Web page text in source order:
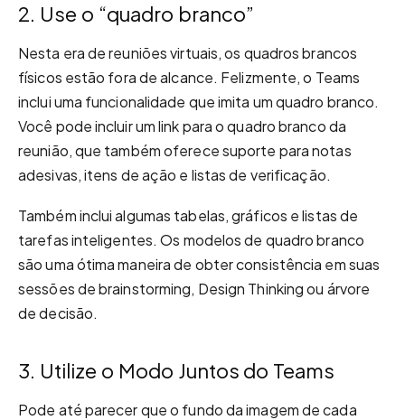
2. Use o “quadro branco”
Nesta era de reuniões virtuais, os quadros brancos
físicos estão fora de alcance. Felizmente, o Teams
inclui uma funcionalidade que imita um quadro branco.
Você pode incluir um link para o quadro branco da
reunião, que também oferece suporte para notas
adesivas, itens de ação e listas de verificação.
Também inclui algumas tabelas, gráficos e listas de
tarefas inteligentes. Os modelos de quadro branco
são uma ótima maneira de obter consistência em suas
sessões de brainstorming, Design Thinking ou árvore
de decisão.
3. Utilize o Modo Juntos do Teams
Pode até parecer que o fundo da imagem de cada